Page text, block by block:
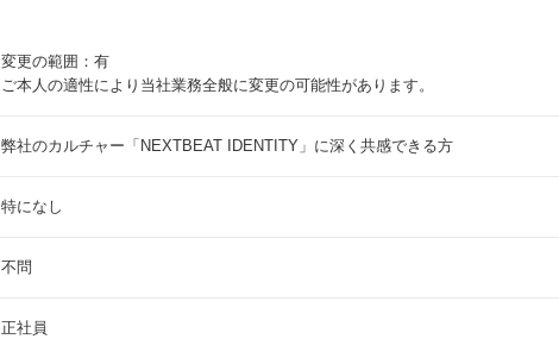
変更の範囲：有
ご本人の適性により当社業務全般に変更の可能性があります。
弊社のカルチャー「NEXTBEAT IDENTITY」に深く共感できる方
特になし
不問
正社員